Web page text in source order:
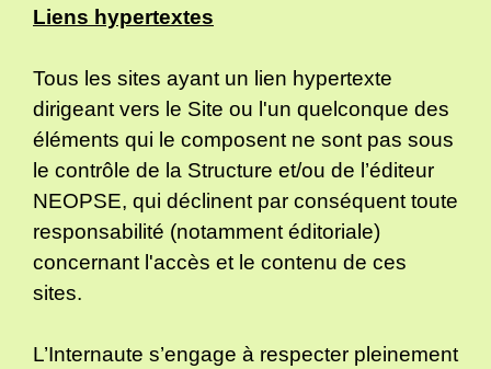
Liens hypertextes
Tous les sites ayant un lien hypertexte
dirigeant vers le Site ou l'un quelconque des
éléments qui le composent ne sont pas sous
le contrôle de la Structure et/ou de l’éditeur
NEOPSE, qui déclinent par conséquent toute
responsabilité (notamment éditoriale)
concernant l'accès et le contenu de ces
sites.
L’Internaute s’engage à respecter pleinement